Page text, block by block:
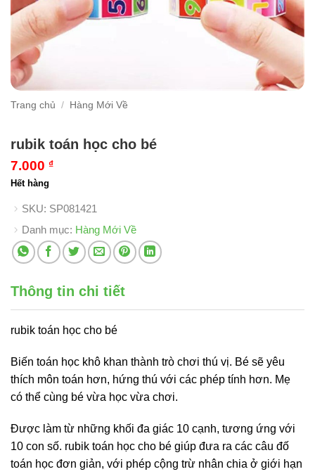
Trang chủ / Hàng Mới Về
rubik toán học cho bé
7.000 ₫
Hết hàng
SKU: SP081421
Danh mục: Hàng Mới Về
Thông tin chi tiết
rubik toán học cho bé
Biến toán học khô khan thành trò chơi thú vị. Bé sẽ yêu
thích môn toán hơn, hứng thú với các phép tính hơn. Mẹ
có thể cùng bé vừa học vừa chơi.
Được làm từ những khối đa giác 10 cạnh, tương ứng với
10 con số. rubik toán học cho bé giúp đưa ra các câu đố
toán học đơn giản, với phép cộng trừ nhân chia ở giới hạn